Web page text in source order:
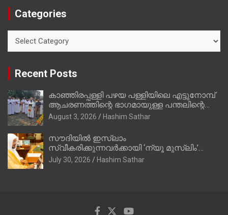
Categories
Recent Posts
കാഞ്ഞിരപ്പള്ളി പഴയ പള്ളിയിലെ എട്ടുനോമ്പ്
ആചരണത്തിന്റെ ഭാഗമായുള്ള പന്തലിന്റെ
കാൽനാട്ട് കർമ്മം ആർച്ച് പ്രീസ്റ്റ് വെരി.
റവ.ഫാ. കുര്യൻ താമരശ്ശേരി നിർവഹിക്കുന്നു.
August 3, 2026 Hashim Sathar
സൗദിയില്‍ ഇസ്‌ലാം
സ്വീകരിക്കുന്നവര്‍ക്കായി ‘ന്യൂ മുസ്ലിം’
ഡിജിറ്റല്‍ കാര്‍ഡ് സേവനം ആരംഭിച്ചു
July 30, 2026 Hashim Sathar